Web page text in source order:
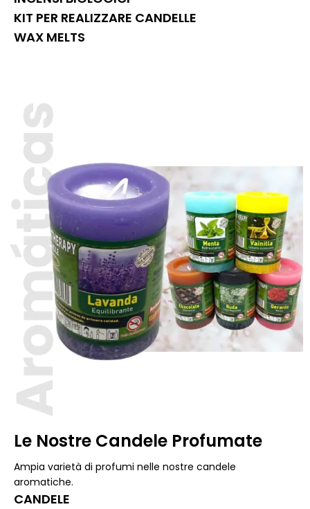
KIT PER REALIZZARE CANDELLE
WAX MELTS
Le Nostre Candele Profumate
Ampia varietà di profumi nelle nostre candele
aromatiche.
CANDELE